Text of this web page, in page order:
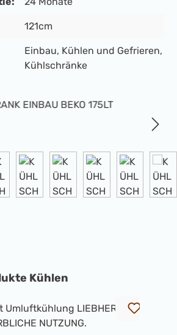
121cm
Einbau, Kühlen und Gefrieren,
Kühlschränke
Kühlen